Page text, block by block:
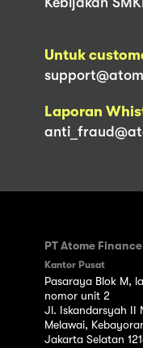
Untuk
Laporan
PT Atome
Kantor Pusat
Pasaraya Blok M,
nomor unit 2
Jl. Iskandarsyah II
Melawai,
Jakarta Selatan